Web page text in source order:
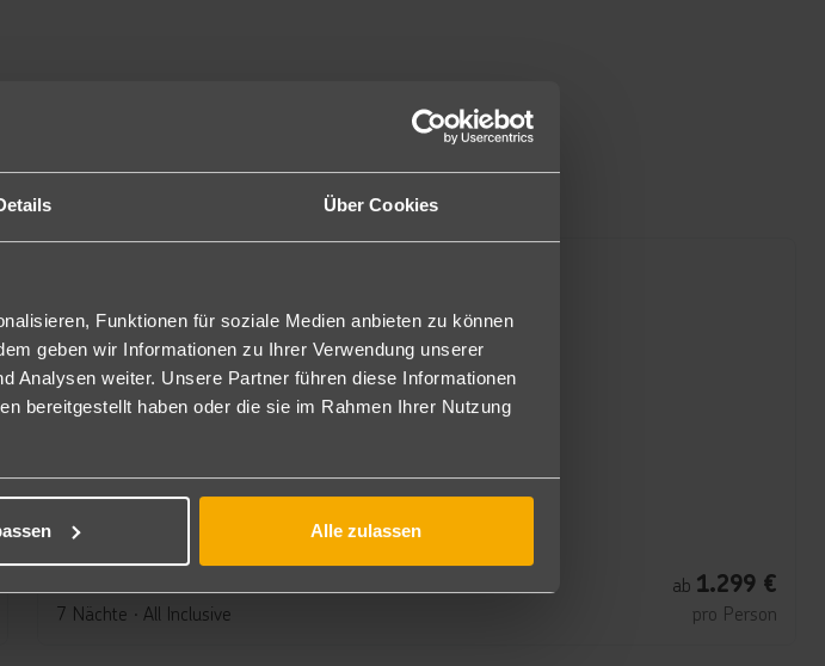
Über Cookies
Funktionen für soziale Medien anbieten zu können
geben wir Informationen zu Ihrer Verwendung unserer
Analysen weiter. Unsere Partner führen diese Informationen
bereitgestellt haben oder die sie im Rahmen Ihrer Nutzung
Alle zulassen
Mexiko: Yucatan / Cancun
4
7 Nächte ∙ All Inclusive
ab 1.299 €
pro Person